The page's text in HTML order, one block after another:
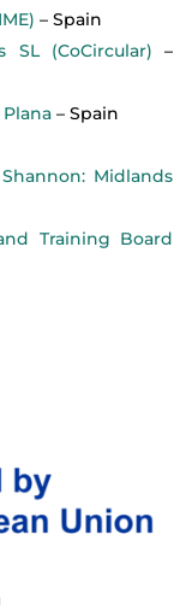
– Spain
SL (CoCircular) –
– Spain
Midlands
Training Board